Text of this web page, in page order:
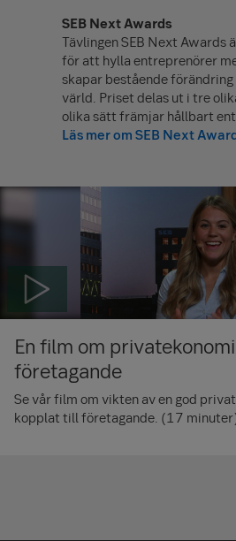
SEB Next Awards
Tävlingen SEB Next Awards
för att hylla entreprenörer
skapar bestående
värld. Priset delas ut i tre
olika sätt främjar hållbart
Läs mer om SEB Next
En film om
företagande
Se vår film om vikten av en god
kopplat till företagande. (17